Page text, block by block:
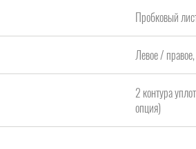
Пробковый
Левое /
2 контура
опция)